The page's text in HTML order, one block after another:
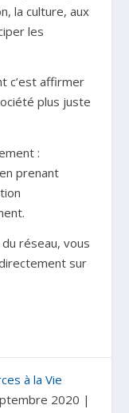
la culture, aux
les
c’est affirmer
plus juste
:
prenant
réseau, vous
sur
à la Vie
2020 |